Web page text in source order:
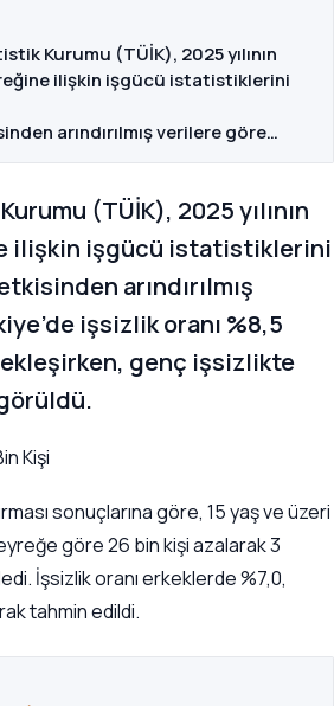
Kurumu (TÜİK), 2025 yılının
ilişkin işgücü istatistiklerini
arındırılmış verilere göre…
(TÜİK), 2025 yılının
ilişkin işgücü istatistiklerini
arındırılmış
işsizlik oranı %8,5
genç işsizlikte
Kişi
sonuçlarına göre, 15 yaş ve üzeri
göre 26 bin kişi azalarak 3
İşsizlik oranı erkeklerde %7,0,
tahmin edildi.